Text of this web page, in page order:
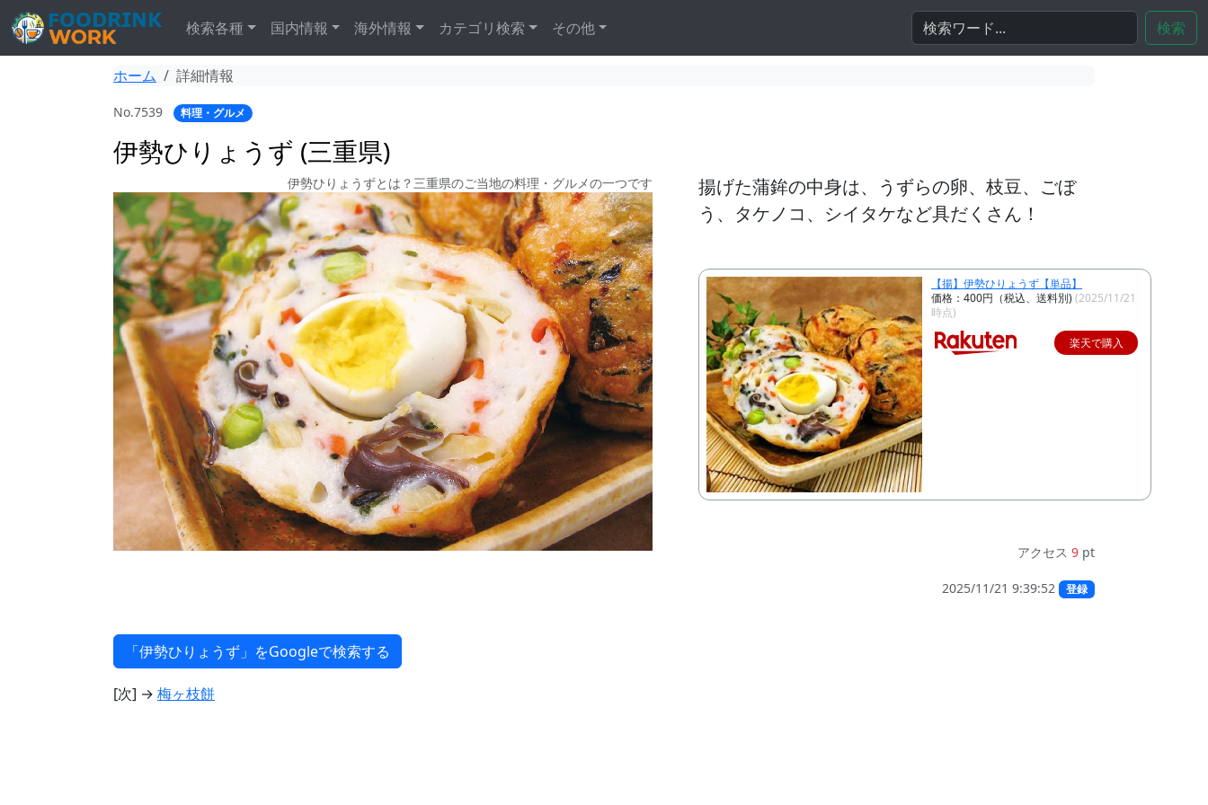
検索各種 国内情報 海外情報 カテゴリ検索 その他 検索
ホーム 詳細情報
No.7539 料理・グルメ
伊勢ひりょうず (三重県)
伊勢ひりょうずとは？三重県のご当地の料理・グルメの一つです
揚げた蒲鉾の中身は、うずらの卵、枝豆、ごぼ
う、タケノコ、シイタケなど具だくさん！
【揚】伊勢ひりょうず【単品】
価格：400円（税込、送料別) (2025/11/21
時点)
楽天で購入
アクセス 9 pt
2025/11/21 9:39:52 登録
[次] → 梅ヶ枝餅